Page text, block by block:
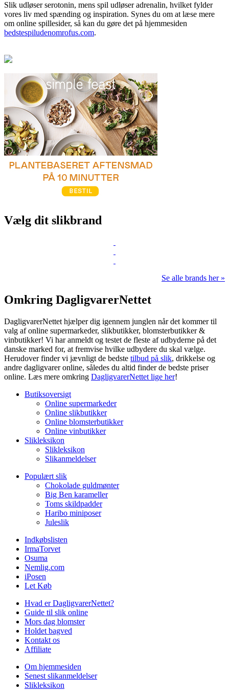
Slik udløser serotonin, mens spil udløser adrenalin, hvilket fylder
vores liv med spænding og inspiration. Synes du om at læse mere
om online spillesider, så kan du gøre det på hjemmesiden
bedstespiludenomrofus.com.
Vælg dit slikbrand
Se alle brands her »
Omkring DagligvarerNettet
DagligvarerNettet hjælper dig igennem junglen når det kommer til
valg af online supermarkeder, slikbutikker, blomsterbutikker &
vinbutikker! Vi har anmeldt og testet de fleste af udbyderne på det
danske marked for, at fremvise hvilke udbydere du skal vælge.
Herudover finder vi jævnligt de bedste tilbud på slik, drikkelse og
andre dagligvarer online, således du altid finder de bedste priser
online. Læs mere omkring DagligvarerNettet lige her!
Butiksoversigt
Online supermarkeder
Online slikbutikker
Online blomsterbutikker
Online vinbutikker
Slikleksikon
Slikleksikon
Slikanmeldelser
Populært slik
Chokolade guldmønter
Big Ben karameller
Toms skildpadder
Haribo miniposer
Juleslik
Indkøbslisten
IrmaTorvet
Osuma
Nemlig.com
iPosen
Let Køb
Hvad er DagligvarerNettet?
Guide til slik online
Mors dag blomster
Holdet bagved
Kontakt os
Affiliate
Om hjemmesiden
Senest slikanmeldelser
Slikleksikon